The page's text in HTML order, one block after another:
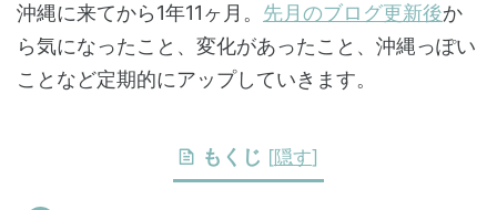
沖縄に来てから1年11ヶ月。 先月のブログ更新後か
ら気になったこと、変化があったこと、沖縄っぽい
ことなど定期的にアップしていきます。
もくじ [隠す]